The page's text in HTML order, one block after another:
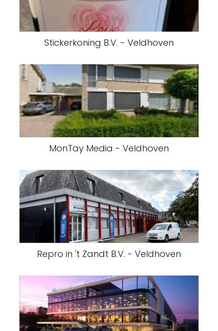
Stickerkoning B.V. - Veldhoven
MonTay Media - Veldhoven
Repro in 't Zandt B.V. - Veldhoven